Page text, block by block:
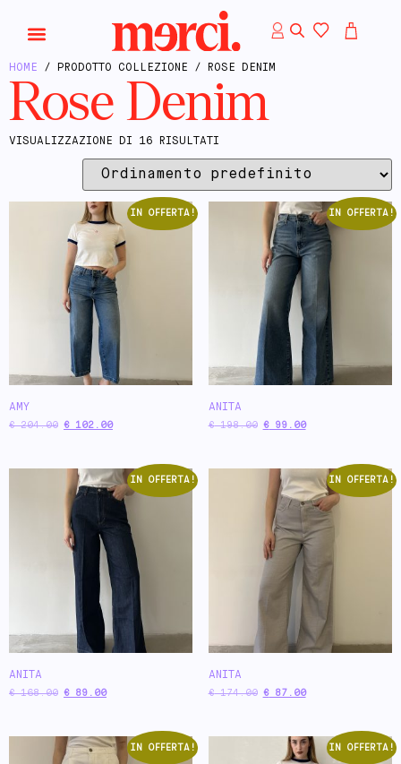
HOME / PRODOTTO COLLEZIONE / ROSE DENIM
Rose Denim
VISUALIZZAZIONE DI 16 RISULTATI
IN OFFERTA!
AMY
€204.00 € 102.00
IN OFFERTA!
ANITA
€198.00 €99.00
IN OFFERTA!
ANITA
€168.00 € 89.00
IN OFFERTA!
ANITA
€174.00 €87.00
IN OFFERTA! IN OFFERTA!